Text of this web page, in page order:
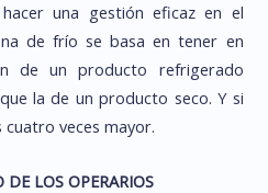
una gestión eficaz en el
de frío se basa en tener en
de un producto refrigerado
la de un producto seco. Y si
veces mayor.
LOS OPERARIOS